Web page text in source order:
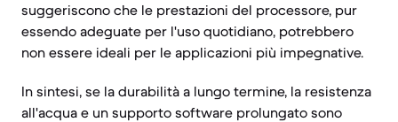
suggeriscono che le prestazioni del processore, pur
essendo adeguate per l'uso quotidiano, potrebbero
non essere ideali per le applicazioni più impegnative.
In sintesi, se la durabilità a lungo termine, la resistenza
all'acqua e un supporto software prolungato sono